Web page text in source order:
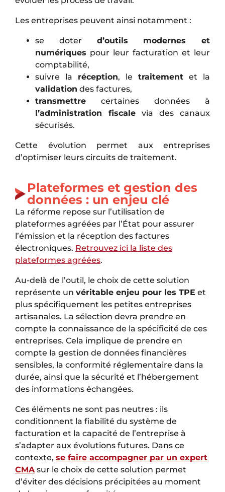
Les entreprises peuvent ainsi notamment :
se doter d’outils modernes et
numériques pour leur facturation et leur
comptabilité,
suivre la réception, le traitement et la
validation des factures,
transmettre certaines données à
l’administration fiscale via des canaux
sécurisés.
Cette évolution permet aux entreprises
d’optimiser leurs circuits de traitement.
Plateformes et gestion des
données : un enjeu clé
La réforme repose sur l’utilisation de
plateformes agréées par l’État pour assurer
l’émission et la réception des factures
électroniques. Retrouvez ici la liste des
plateformes agréées.
Au-delà de l’outil, le choix de cette solution
représente un véritable enjeu pour les TPE et
plus spécifiquement les petites entreprises
artisanales. La sélection devra prendre en
compte la connaissance de la spécificité de ces
entreprises. Cela implique de prendre en
compte la gestion de données financières
sensibles, la conformité réglementaire dans la
durée, ainsi que la sécurité et l’hébergement
des informations échangées.
Ces éléments ne sont pas neutres : ils
conditionnent la fiabilité du système de
facturation et la capacité de l’entreprise à
s’adapter aux évolutions futures. Dans ce
contexte, se faire accompagner par un expert
CMAsur le choix de cette solution permet
d’éviter des décisions précipitées au moment